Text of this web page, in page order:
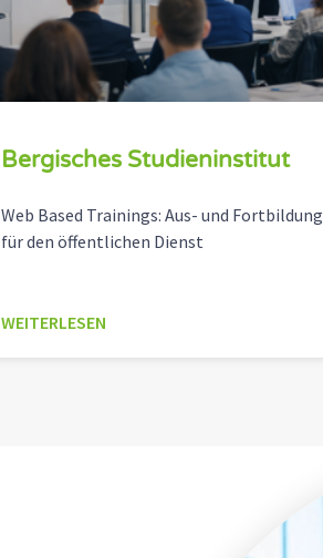
Bergisches Studieninstitut
Web Based Trainings: Aus- und Fortbildung
für den öffentlichen Dienst
WEITERLESEN